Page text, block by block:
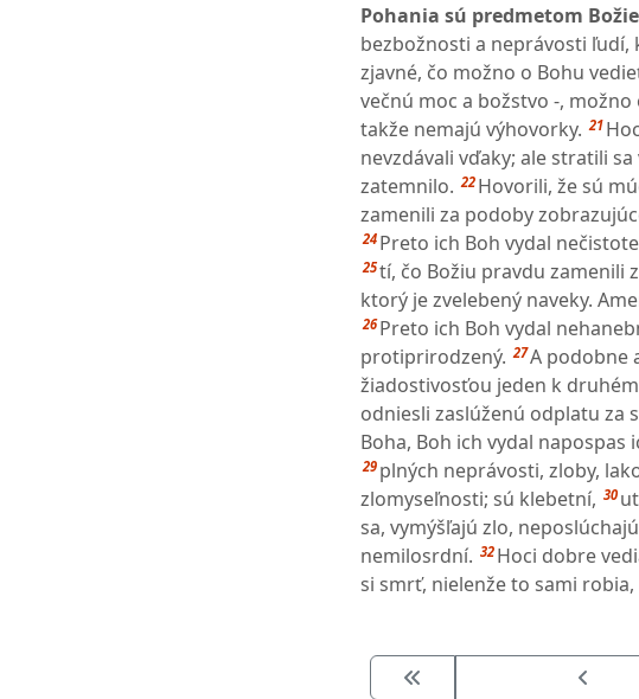
Pohania sú predmetom
bezbožnosti a neprávosti
zjavné, čo možno o Bohu
večnú moc a božstvo -,
takže nemajú výhovorky. 21
nevzdávali vďaky; ale stratili
zatemnilo. 22 Hovorili, že sú
zamenili za podoby
24 Preto ich Boh vydal
25tí, čo Božiu pravdu zamenili
ktorý je zvelebený naveky.
26 Preto ich Boh vydal
protiprirodzený. 27A podobne
žiadostivosťou jeden k
odniesli zaslúženú odplatu za
Boha, Boh ich vydal
29 plných neprávosti, zloby,
zlomyseľnosti; sú klebetní, 30
sa, vymýšľajú zlo,
nemilosrdní. 32 Hoci dobre
si smrť, nielenže to sami